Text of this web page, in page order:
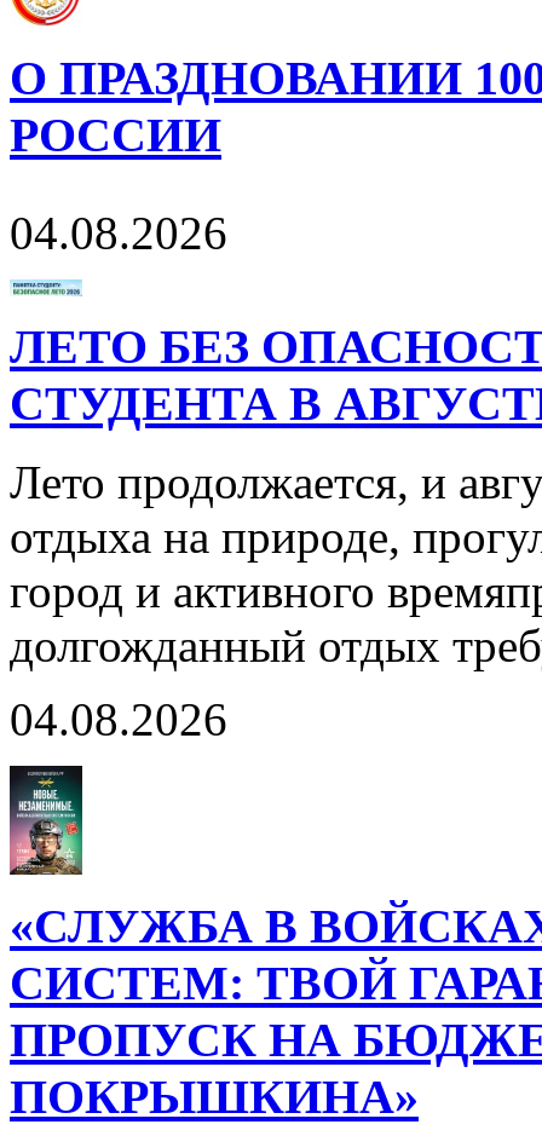
О ПРАЗДНОВАНИИ
РОССИИ
04.08.2026
ЛЕТО БЕЗ
СТУДЕНТА В
Лето продолжается, и
отдыха на природе,
город и активного
долгожданный отдых
04.08.2026
«СЛУЖБА В
СИСТЕМ: ТВОЙ
ПРОПУСК НА
ПОКРЫШКИНА»